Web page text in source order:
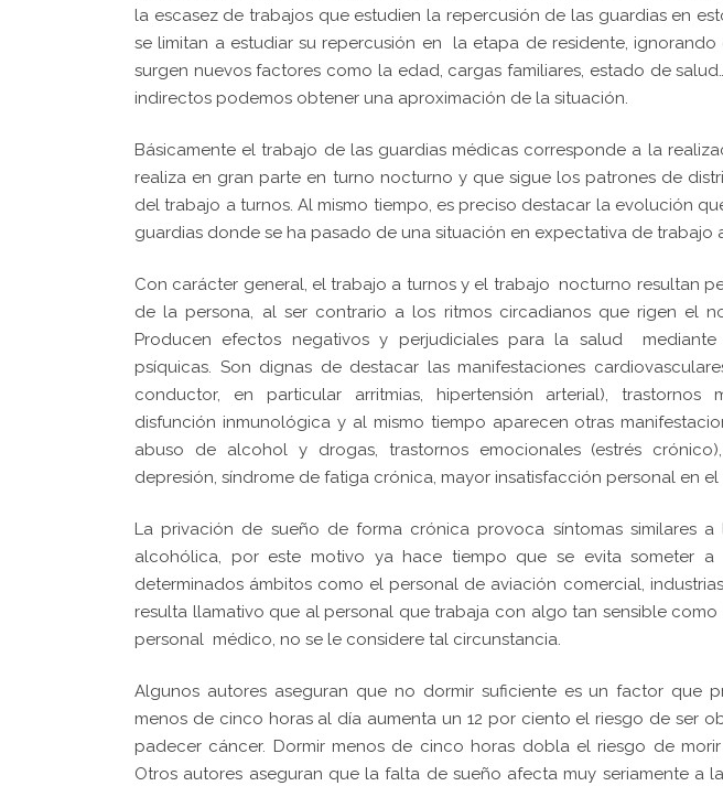
la escasez de trabajos que estudien la repercusión de las guardias en
se limitan a estudiar su repercusión en la etapa de residente,
surgen nuevos factores como la edad, cargas familiares, estado de
indirectos podemos obtener una aproximación de la situación.
Básicamente el trabajo de las guardias médicas corresponde a la
realiza en gran parte en turno nocturno y que sigue los patrones de
del trabajo a turnos. Al mismo tiempo, es preciso destacar la evolución
guardias donde se ha pasado de una situación en expectativa de trabajo
Con carácter general, el trabajo a turnos y el trabajo nocturno resultan
de la persona, al ser contrario a los ritmos circadianos que rigen el
Producen efectos negativos y perjudiciales para la salud
psíquicas. Son dignas de destacar las manifestaciones
conductor, en particular arritmias, hipertensión arterial), trastornos
disfunción inmunológica y al mismo tiempo aparecen otras
abuso de alcohol y drogas, trastornos emocionales (estrés
depresión, síndrome de fatiga crónica, mayor insatisfacción personal en el
La privación de sueño de forma crónica provoca síntomas similares
alcohólica, por este motivo ya hace tiempo que se evita someter a
determinados ámbitos como el personal de aviación comercial,
resulta llamativo que al personal que trabaja con algo tan sensible
personal médico, no se le considere tal circunstancia.
Algunos autores aseguran que no dormir suficiente es un factor que
menos de cinco horas al día aumenta un 12 por ciento el riesgo de ser
padecer cáncer. Dormir menos de cinco horas dobla el riesgo de
Otros autores aseguran que la falta de sueño afecta muy seriamente a